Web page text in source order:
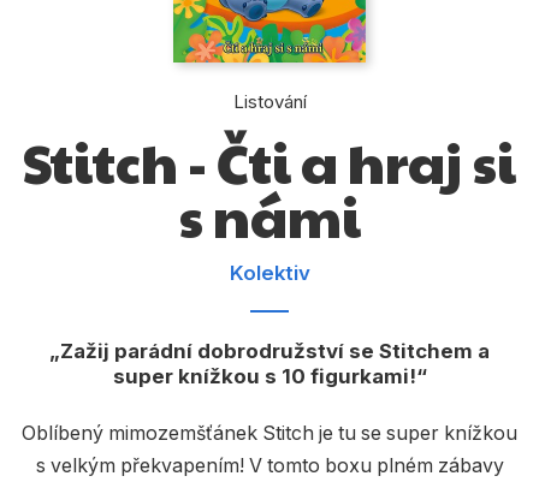
Beletrie pro děti
Beletrie pro dospělé
Dárkové zboží
Komiks
Kuchařky
Listování
Stitch - Čti a hraj si
s námi
Kolektiv
Zažij parádní dobrodružství se Stitchem a
super knížkou s 10 figurkami!
Oblíbený mimozemšťánek Stitch je tu se super knížkou
s velkým překvapením! V tomto boxu plném zábavy